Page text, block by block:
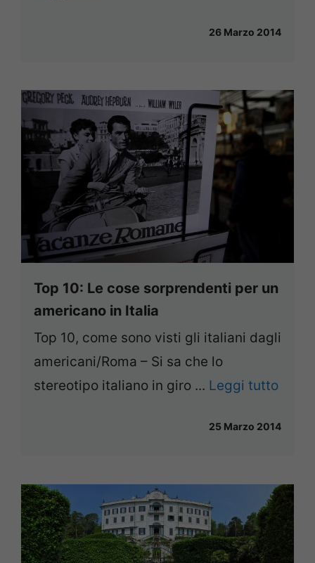
26 Marzo 2014
Top 10: Le cose sorprendenti per un
americano in Italia
Top 10, come sono visti gli italiani dagli
americani/Roma – Si sa che lo
stereotipo italiano in giro ... Leggi tutto
25 Marzo 2014